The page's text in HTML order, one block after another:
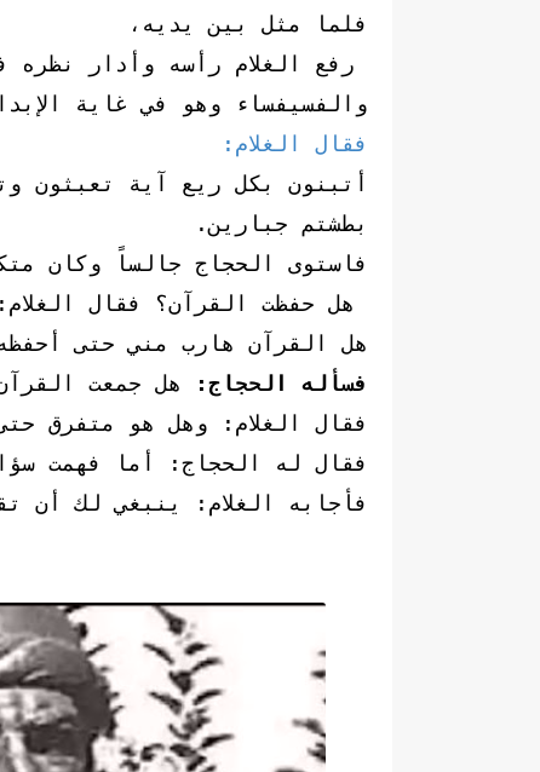
فلما مثل بين يديه،
رفع الغلام رأسه وأدار نظره
والفسيفساء وهو في غاية
فقال الغلام:
أتبنون بكل ريع آية تعبثون
بطشتم جبارين.
فاستوى الحجاج جالساً وكان
هل حفظت القرآن؟ فقال الغلام:
هل القرآن هارب مني حتى
فسأله الحجاج: هل جمعت
فقال الغلام: وهل هو متفرق
فقال له الحجاج: أما فهمت
فأجابه الغلام: ينبغي لك أن